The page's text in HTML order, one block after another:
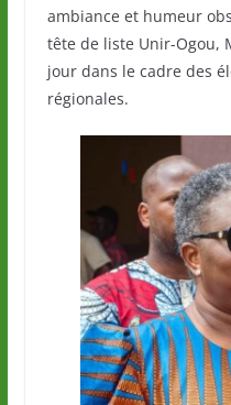
ambiance et humeur
tête de liste Unir-Ogou,
jour dans le cadre des
régionales.